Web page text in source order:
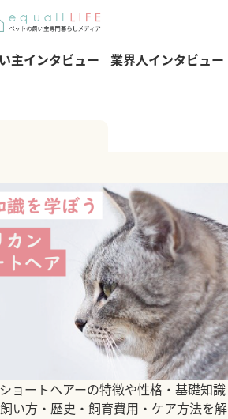
主インタビュー 業界人インタビュー
ョートヘアーの特徴や性格・基礎知識
い方・歴史・飼育費用・ケア方法を解